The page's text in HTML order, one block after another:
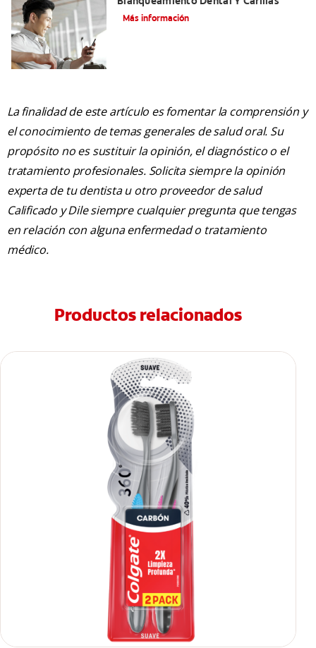
Más información
La finalidad de este artículo es fomentar la comprensión y
el conocimiento de temas generales de salud oral. Su
propósito no es sustituir la opinión, el diagnóstico o el
tratamiento profesionales. Solicita siempre la opinión
experta de tu dentista u otro proveedor de salud
Calificado y Dile siempre cualquier pregunta que tengas
en relación con alguna enfermedad o tratamiento
médico.
Productos relacionados